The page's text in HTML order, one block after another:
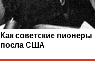
Как советские
посла США